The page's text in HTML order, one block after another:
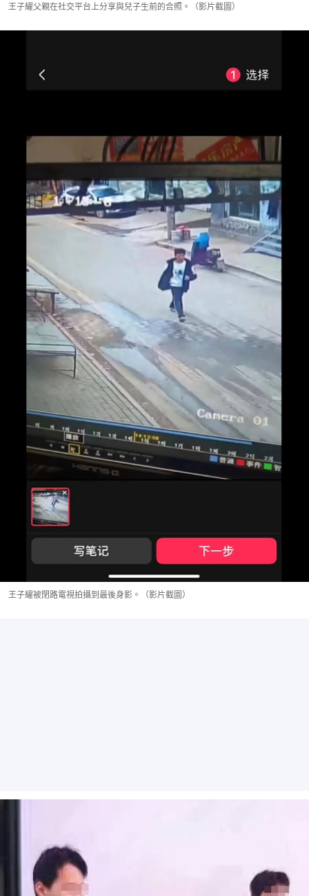
王子耀父親在社交平台上分享與兒子生前的合照。（影片截圖）
王子耀被閉路電視拍攝到最後身影。（影片截圖）